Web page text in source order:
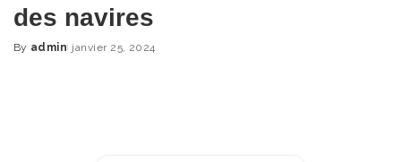
des navires
Posted
By admin janvier 25, 2024